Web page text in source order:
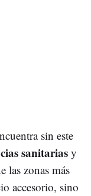
sin este
sanitariasy
las zonas más
accesorio, sino